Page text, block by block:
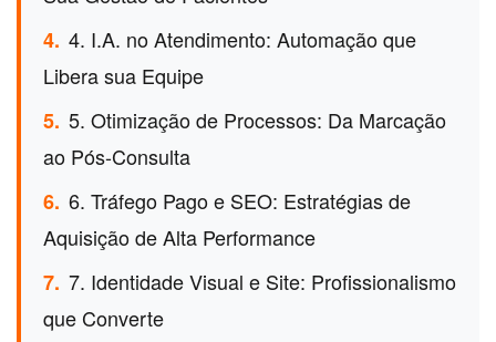
4. 4. I.A. no Atendimento: Automação que
Libera sua Equipe
5. 5. Otimização de Processos: Da Marcação
ao Pós-Consulta
6. 6. Tráfego Pago e SEO: Estratégias de
Aquisição de Alta Performance
7. 7. Identidade Visual e Site: Profissionalismo
que Converte